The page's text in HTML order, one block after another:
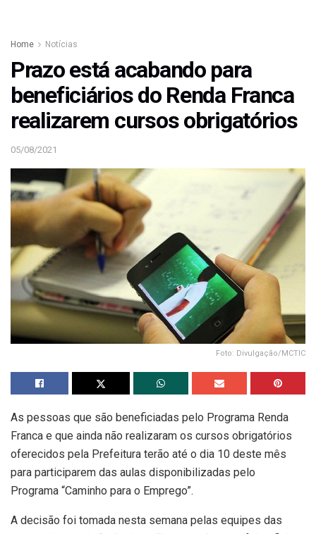
Home Notícias
Prazo está acabando para
beneficiários do Renda Franca
realizarem cursos obrigatórios
05/08/2021
Foto: Divulgação/MCTIC
As pessoas que são beneficiadas pelo Programa Renda
Franca e que ainda não realizaram os cursos obrigatórios
oferecidos pela Prefeitura terão até o dia 10 deste mês
para participarem das aulas disponibilizadas pelo
Programa “Caminho para o Emprego”.
A decisão foi tomada nesta semana pelas equipes das